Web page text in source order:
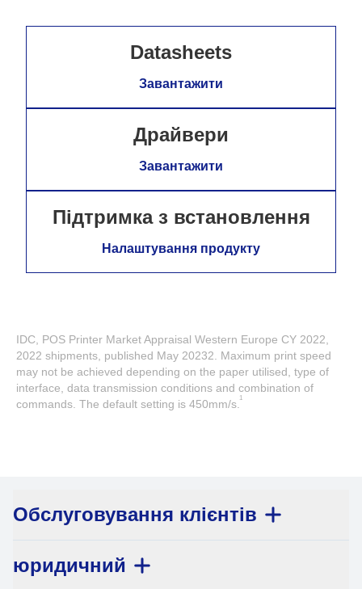
Datasheets
Завантажити
Драйвери
Завантажити
Підтримка з встановлення
Налаштування продукту
IDC, POS Printer Market Appraisal Western Europe CY 2022,
2022 shipments, published May 20232. Maximum print speed
may not be achieved depending on the paper utilised, type of
interface, data transmission conditions and combination of
commands. The default setting is 450mm/s. 1
Обслуговування клієнтів
юридичний